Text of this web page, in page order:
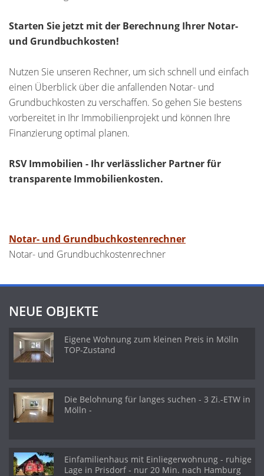
Starten Sie jetzt mit der Berechnung Ihrer Notar-
und Grundbuchkosten!
Nutzen Sie unseren Rechner, um sich schnell und einfach
einen Überblick über die anfallenden Notar- und
Grundbuchkosten zu verschaffen. So gehen Sie bestens
vorbereitet in Ihr Immobilienprojekt und können Ihre
Finanzierung optimal planen.
RSV Immobilien - Ihr verlässlicher Partner für
transparente Immobilienkosten.
Notar- und Grundbuchkostenrechner
Notar- und Grundbuchkostenrechner
NEUE OBJEKTE
Eigene Wohnung zum kleinen Preis in Mölln
TOP-Zustand
Die Belohnung für langes suchen - 3 Zi.-ETW in
Mölln -
Einfamilienhaus mit Einliegerwohnung - ruhige
Lage in Prisdorf - nur 20 Min. nach Hamburg